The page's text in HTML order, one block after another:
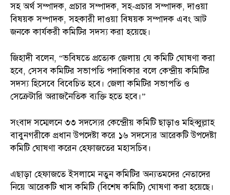
সহ অর্থ সম্পাদক, প্রচার সম্পাদক, সহ-প্রচার সম্পাদক, দাওয়া
বিষয়ক সম্পাদক, সহকারী দাওয়া বিষয়ক সম্পাদক এবং আট
জনকে কার্যকরী কমিটির সদস্য করা হয়েছে।
জিহাদী বলেন, “ভবিষতে প্রত্যেক জেলায় যে কমিটি ঘোষণা করা
হবে, সেসব কমিটির সভাপতি পদাধিকার বলে কেন্দ্রীয় কমিটির
সদস্য হিসেবে বিবেচিত হবে। জেলা কমিটির সভাপতি ও
সেক্রেটারি অরাজনৈতিক ব্যক্তি হতে হবে।”
সংবাদ সম্মেলনে ৩৩ সদস্যের কেন্দ্রেীয় কমিটি ছাড়াও মহিব্বুল্লাহ
বাবুনগরীকে প্রধান উপদেষ্টা করে ১৬ সদস্যের আরেকটি উপদেষ্টা
কমিটি ঘোষণা করেন হেফাজতের মহাসচিব।
এছাড়া হেফাজতে ইসলামে নতুন কমিটির অন্যতমদের নেতাদের
নিয়ে আরেকটি খাস কমিটি (বিশেষ কমিটি) ঘোষণা করা হয়েছে।